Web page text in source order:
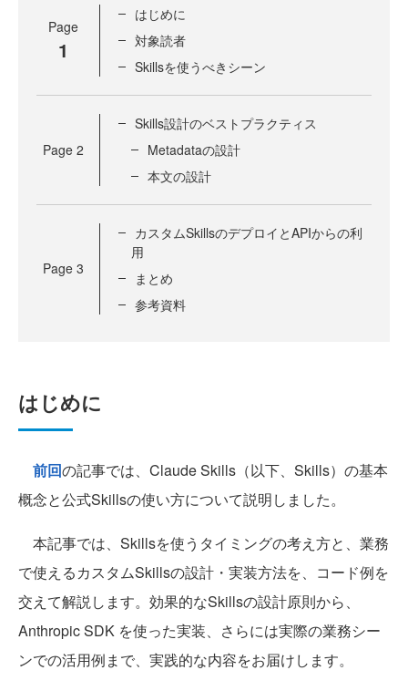
Page
1
はじめに
対象読者
Skillsを使うべきシーン
Page 2
Skills設計のベストプラクティス
Metadataの設計
本文の設計
Page 3
カスタムSkillsのデプロイとAPIからの利
用
まとめ
参考資料
はじめに
前回の記事では、Claude Skills（以下、Skills）の基本
概念と公式Skillsの使い方について説明しました。
本記事では、Skillsを使うタイミングの考え方と、業務
で使えるカスタムSkillsの設計・実装方法を、コード例を
交えて解説します。効果的なSkillsの設計原則から、
Anthropic SDK を使った実装、さらには実際の業務シー
ンでの活用例まで、実践的な内容をお届けします。